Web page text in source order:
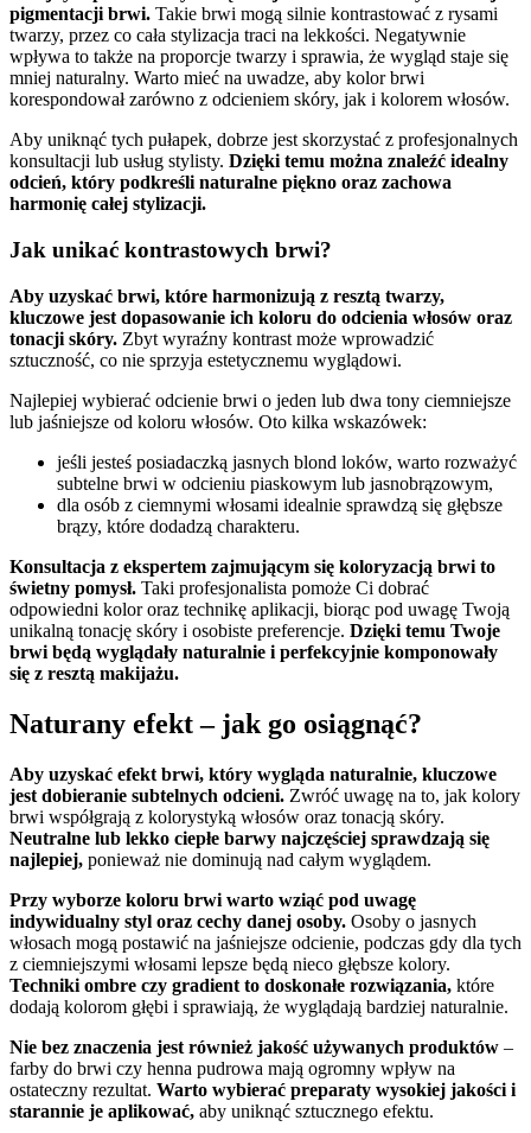
pigmentacji brwi. Takie brwi mogą silnie kontrastować z rysami
twarzy, przez co cała stylizacja traci na lekkości. Negatywnie
wpływa to także na proporcje twarzy i sprawia, że wygląd staje się
mniej naturalny. Warto mieć na uwadze, aby kolor brwi
korespondował zarówno z odcieniem skóry, jak i kolorem włosów.
Aby uniknąć tych pułapek, dobrze jest skorzystać z profesjonalnych
konsultacji lub usług stylisty. Dzięki temu można znaleźć idealny
odcień, który podkreśli naturalne piękno oraz zachowa
harmonię całej stylizacji.
Jak unikać kontrastowych brwi?
Aby uzyskać brwi, które harmonizują z resztą twarzy,
kluczowe jest dopasowanie ich koloru do odcienia włosów oraz
tonacji skóry. Zbyt wyraźny kontrast może wprowadzić
sztuczność, co nie sprzyja estetycznemu wyglądowi.
Najlepiej wybierać odcienie brwi o jeden lub dwa tony ciemniejsze
lub jaśniejsze od koloru włosów. Oto kilka wskazówek:
jeśli jesteś posiadaczką jasnych blond loków, warto rozważyć
subtelne brwi w odcieniu piaskowym lub jasnobrązowym,
dla osób z ciemnymi włosami idealnie sprawdzą się głębsze
brązy, które dodadzą charakteru.
Konsultacja z ekspertem zajmującym się koloryzacją brwi to
świetny pomysł. Taki profesjonalista pomoże Ci dobrać
odpowiedni kolor oraz technikę aplikacji, biorąc pod uwagę Twoją
unikalną tonację skóry i osobiste preferencje. Dzięki temu Twoje
brwi będą wyglądały naturalnie i perfekcyjnie komponowały
się z resztą makijażu.
Naturany efekt – jak go osiągnąć?
Aby uzyskać efekt brwi, który wygląda naturalnie, kluczowe
jest dobieranie subtelnych odcieni. Zwróć uwagę na to, jak kolory
brwi współgrają z kolorystyką włosów oraz tonacją skóry.
Neutralne lub lekko ciepłe barwy najczęściej sprawdzają się
najlepiej, ponieważ nie dominują nad całym wyglądem.
Przy wyborze koloru brwi warto wziąć pod uwagę
indywidualny styl oraz cechy danej osoby. Osoby o jasnych
włosach mogą postawić na jaśniejsze odcienie, podczas gdy dla tych
z ciemniejszymi włosami lepsze będą nieco głębsze kolory.
Techniki ombre czy gradient to doskonałe rozwiązania, które
dodają kolorom głębi i sprawiają, że wyglądają bardziej naturalnie.
Nie bez znaczenia jest również jakość używanych produktów –
farby do brwi czy henna pudrowa mają ogromny wpływ na
ostateczny rezultat. Warto wybierać preparaty wysokiej jakości i
starannie je aplikować, aby uniknąć sztucznego efektu.